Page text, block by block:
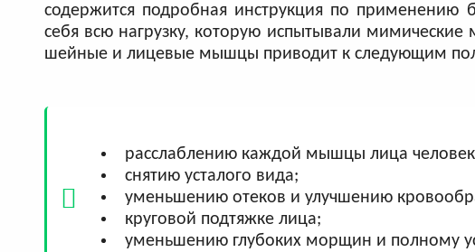
содержится подробная инструкция по применению
себя всю нагрузку, которую испытывали
шейные и лицевые мышцы приводит к следующим
расслаблению каждой мышцы лица
снятию усталого вида;
уменьшению отеков и улучшению
круговой подтяжке лица;
уменьшению глубоких морщин и полному